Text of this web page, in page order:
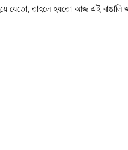
যেতো, তাহলে হয়তো আজ এই বাঙালি